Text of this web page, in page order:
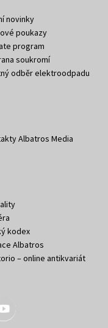
novinky
poukazy
program
soukromí
odběr elektroodpadu
Albatros Media
kodex
Albatros
– online antikvariát